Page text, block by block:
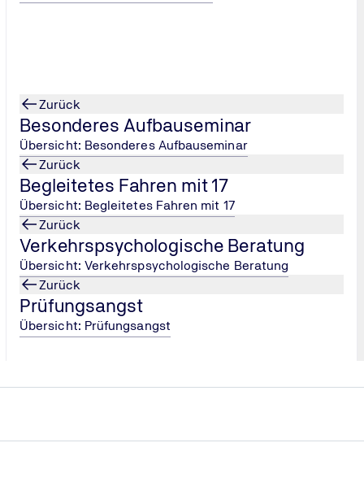
Zurück
Besonderes Aufbauseminar
Übersicht: Besonderes Aufbauseminar
Zurück
Begleitetes Fahren mit 17
Übersicht: Begleitetes Fahren mit 17
Zurück
Verkehrspsychologische Beratung
Übersicht: Verkehrspsychologische Beratung
Zurück
Prüfungsangst
Übersicht: Prüfungsangst
RATGEBER
MPU-Wiki / MPU-Ratgeber